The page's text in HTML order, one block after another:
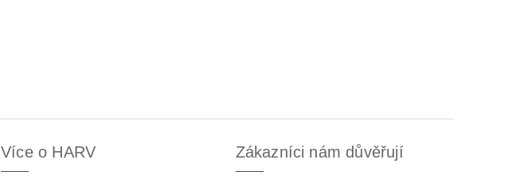
Více o HARV Zákazníci nám důvěřují